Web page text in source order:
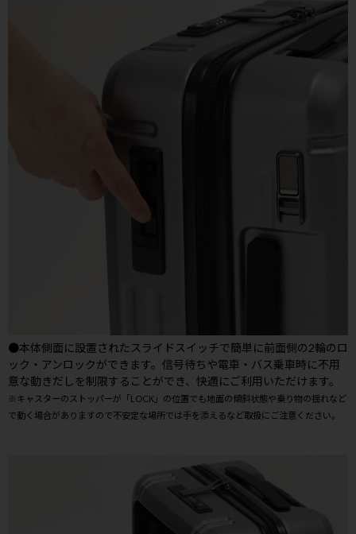
●本体側面に設置されたスライドスイッチで簡単に前面側の2輪のロ
ック・アンロックができます。信号待ちや電車・バス乗車時に不用
意な動きだしを制限することができ、快適にご利用いただけます。
※キャスターのストッパーが「LOCK」の位置でも地面の傾斜状態や乗り物の揺れなど
で動く場合がありますので不安定な場所では手を添えるなど取扱にご注意ください。